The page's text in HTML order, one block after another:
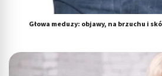
Głowa meduzy: objawy, na brzuchu i